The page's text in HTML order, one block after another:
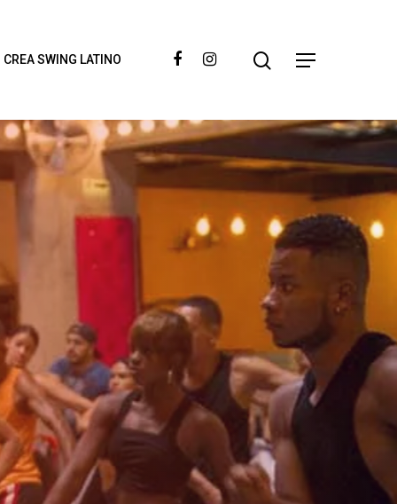
CREA SWING LATINO